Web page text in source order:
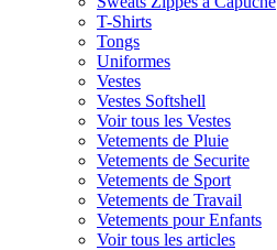
T-Shirts
Tongs
Uniformes
Vestes
Vestes Softshell
Voir tous les Vestes
Vetements de Pluie
Vetements de Securite
Vetements de Sport
Vetements de Travail
Vetements pour Enfants
Voir tous les articles